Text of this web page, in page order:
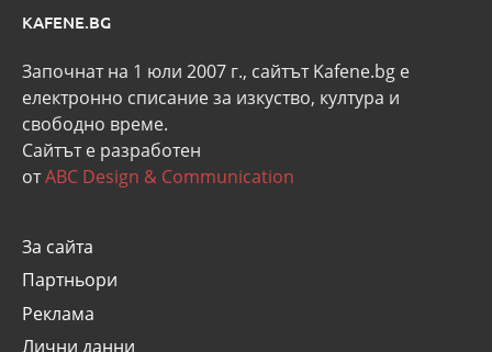
KAFENE.BG
Започнат на 1 юли 2007 г., сайтът Kafene.bg e
eлектронно списание за изкуство, култура и
свободно време.
Сайтът е разработен
отABC Design & Communication
За сайта
Партньори
Реклама
Лични данни